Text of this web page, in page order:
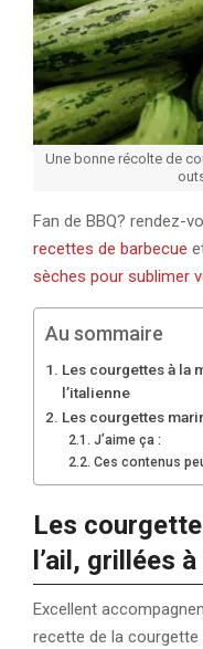
Une bonne récolte de
Fan de BBQ? rendez-
recettes de barbecue
sèches pour sublimer
Au sommaire
Les courgettes à la
l’italienne
Les courgettes
J’aime ça :
Ces contenus
Les
l’ail, grillées
Excellent
recette de la